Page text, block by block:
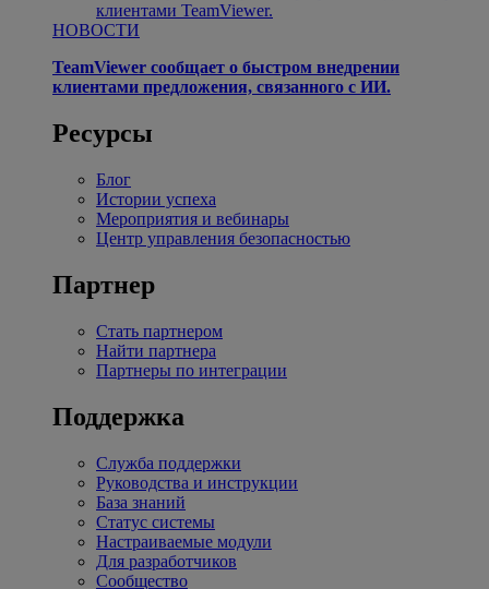
клиентами TeamViewer.
НОВОСТИ
TeamViewer сообщает о быстром внедрении
клиентами предложения, связанного с ИИ.
Ресурсы
Блог
Истории успеха
Мероприятия и вебинары
Центр управления безопасностью
Партнер
Стать партнером
Найти партнера
Партнеры по интеграции
Поддержка
Служба поддержки
Руководства и инструкции
База знаний
Статус системы
Настраиваемые модули
Для разработчиков
Сообщество